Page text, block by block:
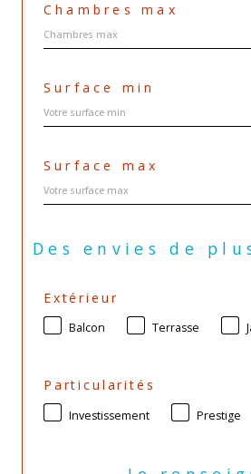
Chambres max
Surface min
Surface max
Des envies de
Extérieur
Balcon Terrasse
Particularités
Investissement Prestige